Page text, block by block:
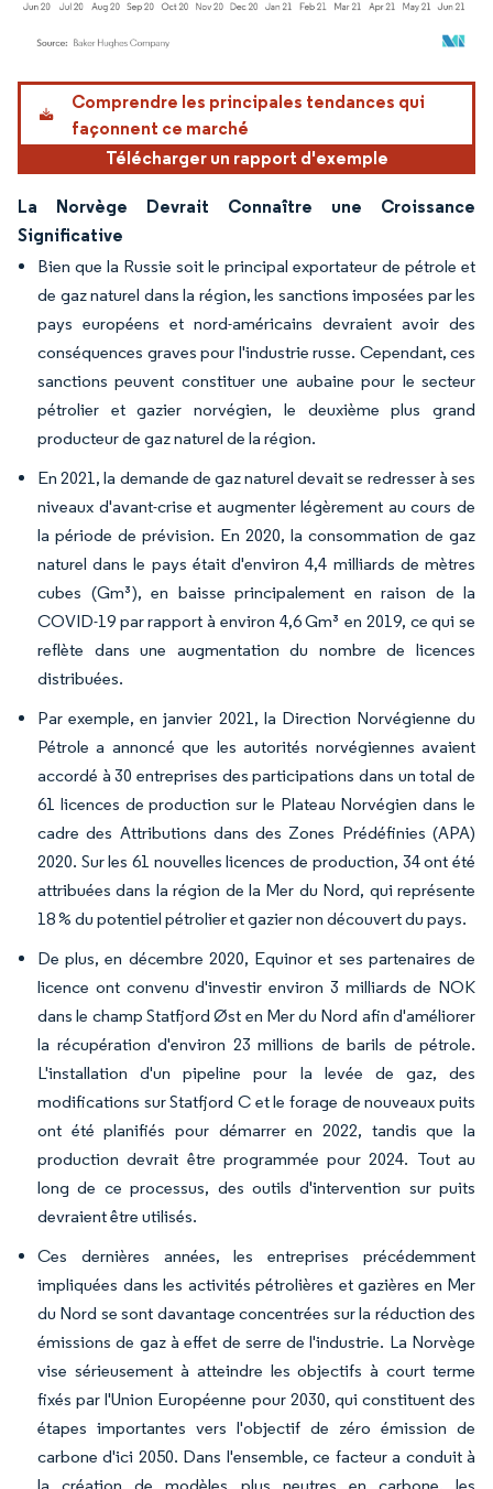
Image © Mordor Intelligence. La réutilisation nécessite une attribution sous CC BY
Comprendre les principales tendances qui
façonnent ce marché
Télécharger un rapport d'exemple
La Norvège Devrait Connaître une Croissance
Significative
Bien que la Russie soit le principal exportateur de pétrole et
de gaz naturel dans la région, les sanctions imposées par les
pays européens et nord-américains devraient avoir des
conséquences graves pour l'industrie russe. Cependant, ces
sanctions peuvent constituer une aubaine pour le secteur
pétrolier et gazier norvégien, le deuxième plus grand
producteur de gaz naturel de la région.
En 2021, la demande de gaz naturel devait se redresser à ses
niveaux d'avant-crise et augmenter légèrement au cours de
la période de prévision. En 2020, la consommation de gaz
naturel dans le pays était d'environ 4,4 milliards de mètres
cubes (Gm³), en baisse principalement en raison de la
COVID-19 par rapport à environ 4,6 Gm³ en 2019, ce qui se
reflète dans une augmentation du nombre de licences
distribuées.
Par exemple, en janvier 2021, la Direction Norvégienne du
Pétrole a annoncé que les autorités norvégiennes avaient
accordé à 30 entreprises des participations dans un total de
61 licences de production sur le Plateau Norvégien dans le
cadre des Attributions dans des Zones Prédéfinies (APA)
2020. Sur les 61 nouvelles licences de production, 34 ont été
attribuées dans la région de la Mer du Nord, qui représente
18 % du potentiel pétrolier et gazier non découvert du pays.
De plus, en décembre 2020, Equinor et ses partenaires de
licence ont convenu d'investir environ 3 milliards de NOK
dans le champ Statfjord Øst en Mer du Nord afin d'améliorer
la récupération d'environ 23 millions de barils de pétrole.
L'installation d'un pipeline pour la levée de gaz, des
modifications sur Statfjord C et le forage de nouveaux puits
ont été planifiés pour démarrer en 2022, tandis que la
production devrait être programmée pour 2024. Tout au
long de ce processus, des outils d'intervention sur puits
devraient être utilisés.
Ces dernières années, les entreprises précédemment
impliquées dans les activités pétrolières et gazières en Mer
du Nord se sont davantage concentrées sur la réduction des
émissions de gaz à effet de serre de l'industrie. La Norvège
vise sérieusement à atteindre les objectifs à court terme
fixés par l'Union Européenne pour 2030, qui constituent des
étapes importantes vers l'objectif de zéro émission de
carbone d'ici 2050. Dans l'ensemble, ce facteur a conduit à